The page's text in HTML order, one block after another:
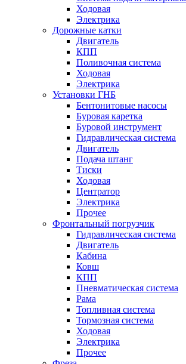
Ходовая
Электрика
Дорожные катки
Двигатель
КПП
Поливочная система
Ходовая
Электрика
Установки ГНБ
Бентонитовые насосы
Буровая каретка
Буровой инструмент
Гидравлическая система
Двигатель
Подача штанг
Тиски
Ходовая
Центратор
Электрика
Прочее
Фронтальный погрузчик
Гидравлическая система
Двигатель
Кабина
Ковш
КПП
Пневматическая система
Рама
Топливная система
Тормозная система
Ходовая
Электрика
Прочее